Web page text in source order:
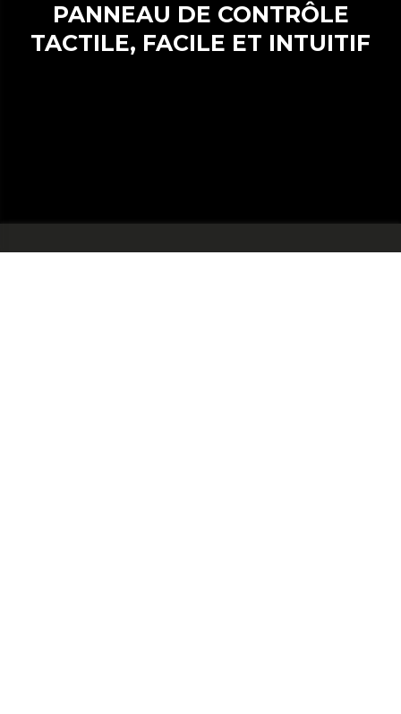
PANNEAU DE CONTRÔLE
TACTILE, FACILE ET INTUITIF